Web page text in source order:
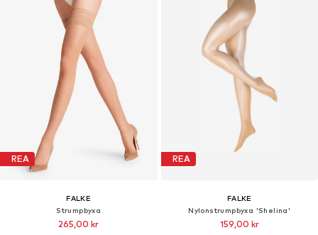
REA
FALKE
Strumpbyxa
265,00 kr
REA
FALKE
Nylonstrumpbyxa 'Shelina'
159,00 kr